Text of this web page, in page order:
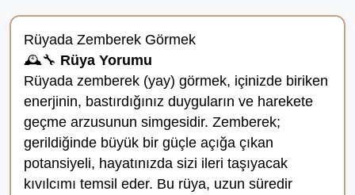
Rüyada Zemberek Görmek
🕰️🔧 Rüya Yorumu
Rüyada zemberek (yay) görmek, içinizde biriken
enerjinin, bastırdığınız duyguların ve harekete
geçme arzusunun simgesidir. Zemberek;
gerildiğinde büyük bir güçle açığa çıkan
potansiyeli, hayatınızda sizi ileri taşıyacak
kıvılcımı temsil eder. Bu rüya, uzun süredir